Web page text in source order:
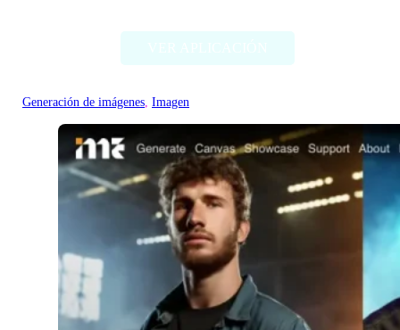
Generación de imágenes, Imagen